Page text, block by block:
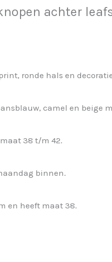
achter
ronde hals en
camel en beige
38 t/m 42.
binnen.
en heeft maat 38.